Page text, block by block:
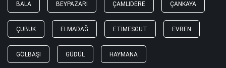
BALA BEYPAZARI ÇAMLIDERE ÇANKAYA
ÇUBUK ELMADAĞ ETIMESGUT EVREN
GÖLBAŞI GÜDÜL HAYMANA